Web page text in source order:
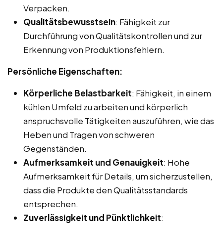
Verpacken.
Qualitätsbewusstsein: Fähigkeit zur
Durchführung von Qualitätskontrollen und zur
Erkennung von Produktionsfehlern.
Persönliche Eigenschaften:
Körperliche Belastbarkeit: Fähigkeit, in einem
kühlen Umfeld zu arbeiten und körperlich
anspruchsvolle Tätigkeiten auszuführen, wie das
Heben und Tragen von schweren
Gegenständen.
Aufmerksamkeit und Genauigkeit: Hohe
Aufmerksamkeit für Details, um sicherzustellen,
dass die Produkte den Qualitätsstandards
entsprechen.
Zuverlässigkeit und Pünktlichkeit: